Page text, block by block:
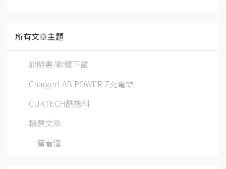
所有文章主題
說明書/軟體下載
ChargerLAB POWER-Z充電頭
CUKTECH酷態科
精選文章
一篇看懂